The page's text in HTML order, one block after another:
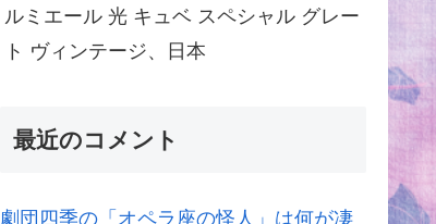
ルミエール 光 キュベ スペシャル グレー
ト ヴィンテージ、日本
最近のコメント
劇団四季の「オペラ座の怪人」は何が凄